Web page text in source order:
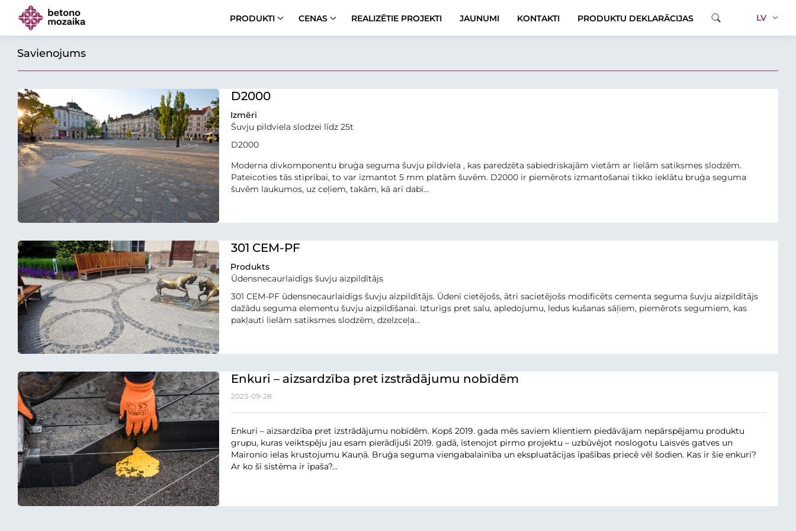
PRODUKTI CENAS REALIZĒTIE PROJEKTI JAUNUMI KONTAKTI PRODUKTU DEKLARĀCIJAS LV
Savienojums
D2000
Izmēri
Šuvju pildviela slodzei līdz 25t
D2000
Moderna divkomponentu bruģa seguma šuvju pildviela , kas paredzēta sabiedriskajām vietām ar lielām satiksmes slodzēm.
Pateicoties tās stiprībai, to var izmantot 5 mm platām šuvēm. D2000 ir piemērots izmantošanai tikko ieklātu bruģa seguma
šuvēm laukumos, uz ceļiem, takām, kā arī dabī...
301 CEM-PF
Produkts
Ūdensnecaurlaidīgs šuvju aizpildītājs
301 CEM-PF ūdensnecaurlaidīgs šuvju aizpildītājs. Ūdenī cietējošs, ātri sacietējošs modificēts cementa seguma šuvju aizpildītājs
dažādu seguma elementu šuvju aizpildīšanai. Izturīgs pret salu, apledojumu, ledus kušanas sāļiem, piemērots segumiem, kas
pakļauti lielām satiksmes slodzēm, dzelzceļa...
Enkuri – aizsardzība pret izstrādājumu nobīdēm
2023-09-28
Enkuri – aizsardzība pret izstrādājumu nobīdēm. Kopš 2019. gada mēs saviem klientiem piedāvājam nepārspējamu produktu
grupu, kuras veiktspēju jau esam pierādījuši 2019. gadā, īstenojot pirmo projektu – uzbūvējot noslogotu Laisvės gatves un
Maironio ielas krustojumu Kauņā. Bruģa seguma viengabalainība un ekspluatācijas īpašības priecē vēl šodien. Kas ir šie enkuri?
Ar ko šī sistēma ir īpaša?...